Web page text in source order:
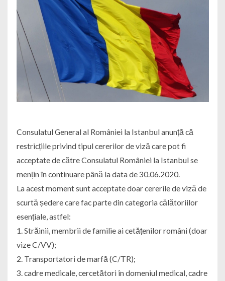
Consulatul General al României la Istanbul anunță că
restricțiile privind tipul cererilor de viză care pot fi
acceptate de către Consulatul României la Istanbul se
mențin în continuare până la data de 30.06.2020.
La acest moment sunt acceptate doar cererile de viză de
scurtă ședere care fac parte din categoria călătoriilor
esențiale, astfel:
1. Străinii, membrii de familie ai cetățenilor români (doar
vize C/VV);
2. Transportatori de marfă (C/TR);
3. cadre medicale, cercetători în domeniul medical, cadre